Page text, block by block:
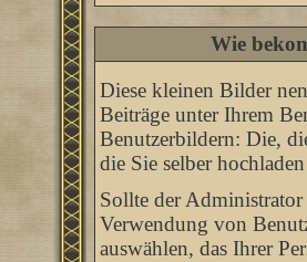
Wie
Diese kleinen Bilder
Beiträge unter Ihrem
Benutzerbildern: Die,
die Sie selber
Sollte der
Verwendung von
auswählen, das Ihrer